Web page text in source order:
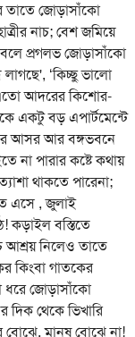
তাতে জোড়াসাঁকো
নাচ; বেশ জমিয়ে
বলে প্রগলভ জোড়াসাঁকো
‘কিচ্ছু ভালো
আদরের কিশোর-
একটু বড় এপার্টমেন্টে
আসর আর বঙ্গভবনে
না পারার কষ্টে কথায়
থাকতে পারেনা;
এসে , জুলাই
কড়াইল বস্তিতে
আশ্রয় নিলেও তাতে
কিংবা গাতকের
ধরে জোড়াসাঁকো
দিক থেকে ভিখারি
বোঝে, মানুষ বোঝে না!